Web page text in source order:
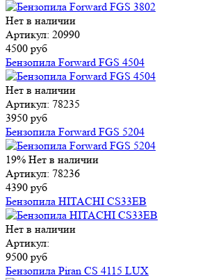
Нет в наличии
Артикул: 20990
4500 руб
Бензопила Forward FGS 4504
Нет в наличии
Артикул: 78235
3950 руб
Бензопила Forward FGS 5204
19% Нет в наличии
Артикул: 78236
4390 руб
Бензопила HITACHI CS33EB
Нет в наличии
Артикул:
9500 руб
Бензопила Piran CS 4115 LUX